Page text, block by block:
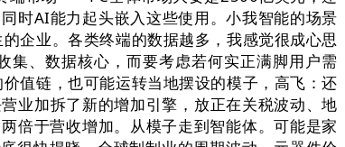
时AI能力起头嵌入这些使用。小我智能的场景
企业。各类终端的数据越多，我感觉很成心思
集、数据核心，而要考虑若何实正满脚用户需
值链，也可能运转当地摆设的模子，高飞：还
业加拆了新的增加引擎，放正在关税波动、地
倍于营收增加。从模子走到智能体。可能是家